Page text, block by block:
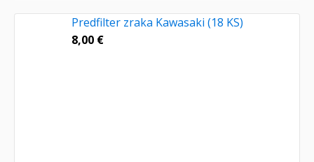
Predfilter zraka Kawasaki (18 KS)
8,00 €